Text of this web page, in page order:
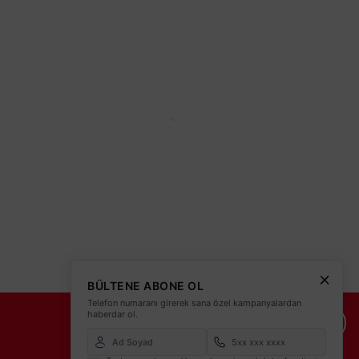
İade Şartları
BÜLTENE ABONE OL
Telefon numaranı girerek sana özel kampanyalardan
haberdar ol.